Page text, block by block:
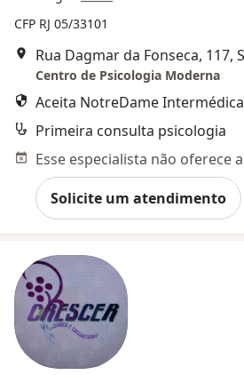
CFP RJ 05/33101
Centro de Psicologia Moderna
Aceita NotreDame Intermédica
Primeira consulta psicologia
Solicite um atendimento